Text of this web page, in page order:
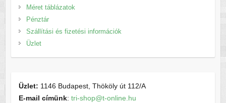
Méret táblázatok
Pénztár
Szállítási és fizetési információk
Üzlet
Üzlet: 1146 Budapest, Thököly út 112/A
E-mail címünk: tri-shop@t-online.hu